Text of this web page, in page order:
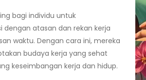
bagi individu untuk
dengan atasan dan rekan kerja
waktu. Dengan cara ini, mereka
budaya kerja yang sehat
keseimbangan kerja dan hidup.